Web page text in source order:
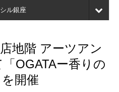
ル銀座
地階 アーツアン
OGATAー香りの
開催